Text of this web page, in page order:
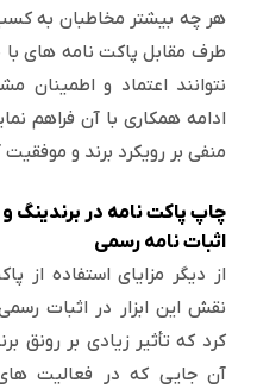
هر چه بیشتر مخاطبان به کسب
طرف مقابل پاکت نامه های
نتوانند اعتماد و اطمینان
ادامه همکاری با آن فراهم
منفی بر رویکرد برند و
چاپ پاکت نامه در برندینگ
اثبات نامه رسمی
از دیگر مزایای استفاده از
نقش این ابزار در اثبات
کرد که تأثیر زیادی بر رونق
آن جایی که در فعالیت